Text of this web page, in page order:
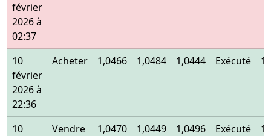
février
2026 à
02:37
10
février
2026 à
22:36
Acheter 1,0466 1,0484 1,0444 Exécuté
10
Vendre 1,0470 1,0449 1,0496 Exécuté